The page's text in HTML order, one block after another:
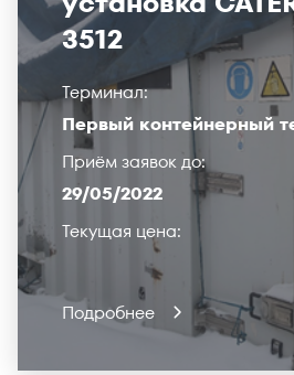
3512
Терминал:
Первый контейнерный
Приём заявок до:
29/05/2022
Текущая цена:
Подробнее